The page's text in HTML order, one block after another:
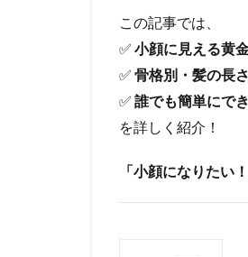
この記事では、
✅ 小顔に見える黄
✅ 骨格別・髪の長
✅ 誰でも簡単にで
を詳しく紹介！
「小顔になりたい